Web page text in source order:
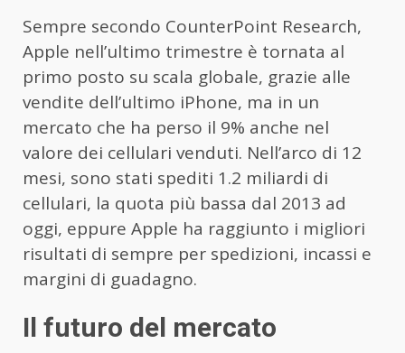
Sempre secondo CounterPoint Research,
Apple nell’ultimo trimestre è tornata al
primo posto su scala globale, grazie alle
vendite dell’ultimo iPhone, ma in un
mercato che ha perso il 9% anche nel
valore dei cellulari venduti. Nell’arco di 12
mesi, sono stati spediti 1.2 miliardi di
cellulari, la quota più bassa dal 2013 ad
oggi, eppure Apple ha raggiunto i migliori
risultati di sempre per spedizioni, incassi e
margini di guadagno.
Il futuro del mercato